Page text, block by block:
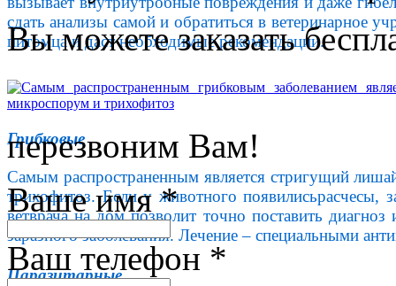
сдать анализы самой и обратиться в ветеринарное
питомца и даст необходимые рекомендации.
Грибковые
Самым распространенным является стригущий
трихофитоз. Если у животного
ветврача на дом позволит точно поставить
заразного заболевания. Лечение – специальными
Паразитарные
Вы можете заказать
перезвоним Вам!
Ваше имя*
Ваш телефон *